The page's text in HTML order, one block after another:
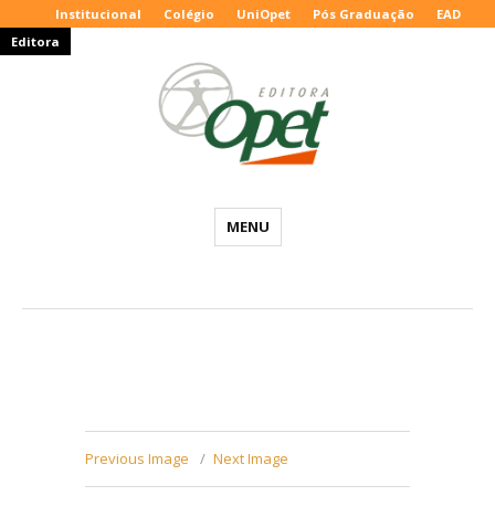
Institucional Colégio UniOpet Pós Graduação
EAD
Editora
Blog
MENU
Previous Image Next Image